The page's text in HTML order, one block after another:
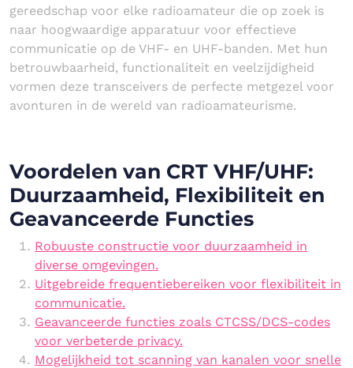
gereedschap voor elke radioamateur die op zoek is
naar hoogwaardige apparatuur voor effectieve
communicatie op de VHF- en UHF-banden. Met hun
betrouwbaarheid, functionaliteit en veelzijdigheid
vormen deze transceivers de perfecte metgezel voor
avonturen in de wereld van radioamateurisme.
Voordelen van CRT VHF/UHF:
Duurzaamheid, Flexibiliteit en
Geavanceerde Functies
Robuuste constructie voor duurzaamheid in
diverse omgevingen.
Uitgebreide frequentiebereiken voor flexibiliteit in
communicatie.
Geavanceerde functies zoals CTCSS/DCS-codes
voor verbeterde privacy.
Mogelijkheid tot scanning van kanalen voor snelle